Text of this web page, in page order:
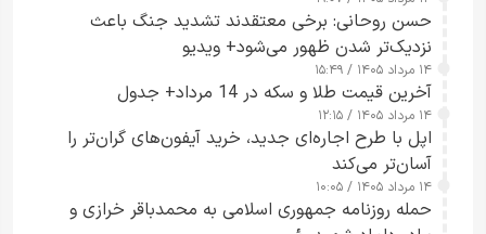
حسن روحانی: برخی معتقدند تشدید جنگ باعث
نزدیک‌تر شدن ظهور می‌شود+ ویدیو
۱۴ مرداد ۱۴۰۵ / ۱۵:۴۹
آخرین قیمت طلا و سکه در 14 مرداد+ جدول
۱۴ مرداد ۱۴۰۵ / ۱۲:۱۵
اپل با طرح اجاره‌ای جدید، خرید آیفون‌های گران‌تر را
آسان‌تر می‌کند
۱۴ مرداد ۱۴۰۵ / ۱۰:۰۵
حمله روزنامه جمهوری اسلامی به محمدباقر خرازی و